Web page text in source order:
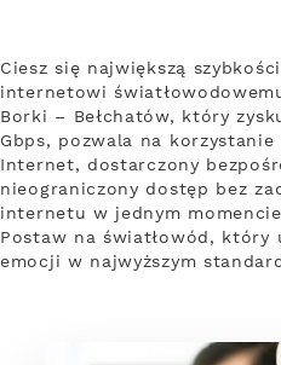
Ciesz się największą
internetowi
Borki – Bełchatów, który
Gbps, pozwala na
Internet, dostarczony
nieograniczony dostęp bez
internetu w jednym
Postaw na światłowód, który
emocji w najwyższym